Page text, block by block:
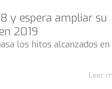
y espera ampliar su
2019
los hitos alcanzados en
Leer